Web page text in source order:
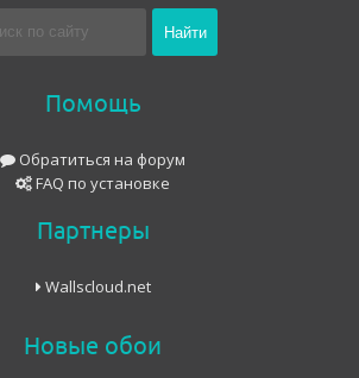
Помощь
Обратиться на форум
FAQ по установке
Партнеры
Wallscloud.net
Новые обои